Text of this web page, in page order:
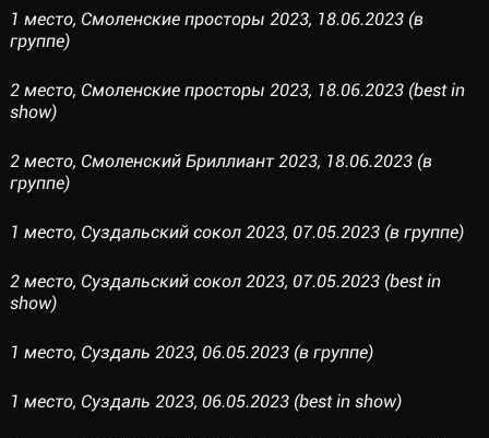
1 место, Смоленские просторы 2023, 18.06.2023 (в
группе)
2 место, Смоленские просторы 2023, 18.06.2023 (best in
show)
2 место, Смоленский Бриллиант 2023, 18.06.2023 (в
группе)
1 место, Суздальский сокол 2023, 07.05.2023 (в группе)
2 место, Суздальский сокол 2023, 07.05.2023 (best in
show)
1 место, Суздаль 2023, 06.05.2023 (в группе)
1 место, Суздаль 2023, 06.05.2023 (best in show)